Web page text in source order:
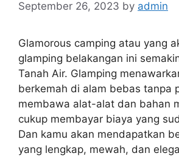
September 26, 2023 by admin
Glamorous camping atau yang
glamping belakangan ini
Tanah Air. Glamping
berkemah di alam bebas tanpa
membawa alat-alat dan bahan
cukup membayar biaya yang
Dan kamu akan mendapatkan
yang lengkap, mewah, dan